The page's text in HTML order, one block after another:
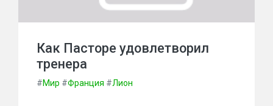
Как Пасторе удовлетворил
тренера
#Мир #Франция #Лион